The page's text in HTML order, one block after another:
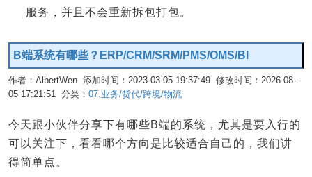
服务，并且不会重新拆包打包。
B端系统有哪些？ERP/CRM/SRM/PMS/OMS/BI
作者：AlbertWen 添加时间：2023-03-05 19:37:49 修改时间：2026-08-
05 17:21:51 分类： 07.业务/货代/跨境/物流
今天跟小伙伴分享下有哪些B端的系统，尤其是要入行的
可以关注下，看看哪个方向是比较适合自己的，我们讲
得简单点。